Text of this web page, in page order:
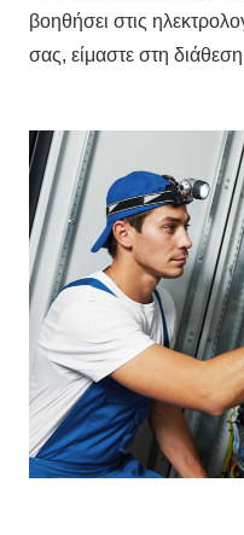
βοηθήσει στις
σας, είμαστε στη